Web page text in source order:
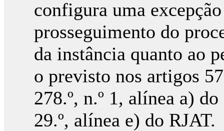
configura uma
prosseguimento do
da instância quanto ao
o previsto nos artigos
278.º, n.º 1, alínea a)
29.º, alínea e) do RJAT.